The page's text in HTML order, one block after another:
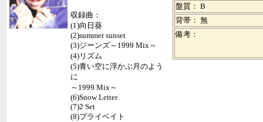
収録曲：
(1)向日葵
(2)summer sunset
(3)ジーンズ～1999 Mix～
(4)リズム
(5)青い空に浮かぶ月のよう
に
～1999 Mix～
(6)Snow Letter
(7)2 Set
(8)プライベイト
盤質： B
背帯： 無
備考：